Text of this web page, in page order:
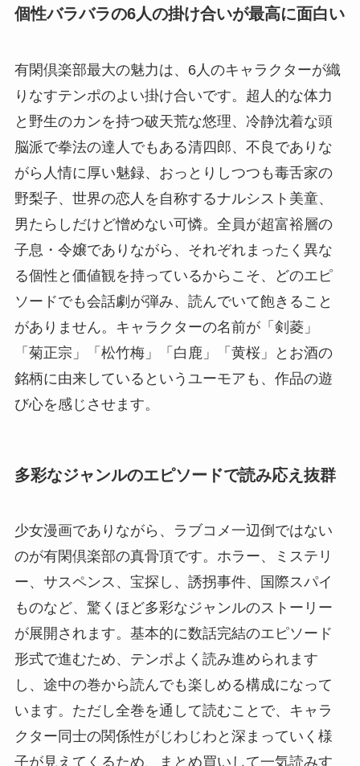
個性バラバラの6人の掛け合いが最高に面白い
有閑倶楽部最大の魅力は、6人のキャラクターが織
りなすテンポのよい掛け合いです。超人的な体力
と野生のカンを持つ破天荒な悠理、冷静沈着な頭
脳派で拳法の達人でもある清四郎、不良でありな
がら人情に厚い魅録、おっとりしつつも毒舌家の
野梨子、世界の恋人を自称するナルシスト美童、
男たらしだけど憎めない可憐。全員が超富裕層の
子息・令嬢でありながら、それぞれまったく異な
る個性と価値観を持っているからこそ、どのエピ
ソードでも会話劇が弾み、読んでいて飽きること
がありません。キャラクターの名前が「剣菱」
「菊正宗」「松竹梅」「白鹿」「黄桜」とお酒の
銘柄に由来しているというユーモアも、作品の遊
び心を感じさせます。
多彩なジャンルのエピソードで読み応え抜群
少女漫画でありながら、ラブコメ一辺倒ではない
のが有閑倶楽部の真骨頂です。ホラー、ミステリ
ー、サスペンス、宝探し、誘拐事件、国際スパイ
ものなど、驚くほど多彩なジャンルのストーリー
が展開されます。基本的に数話完結のエピソード
形式で進むため、テンポよく読み進められます
し、途中の巻から読んでも楽しめる構成になって
います。ただし全巻を通して読むことで、キャラ
クター同士の関係性がじわじわと深まっていく様
子が見えてくるため、まとめ買いして一気読みす